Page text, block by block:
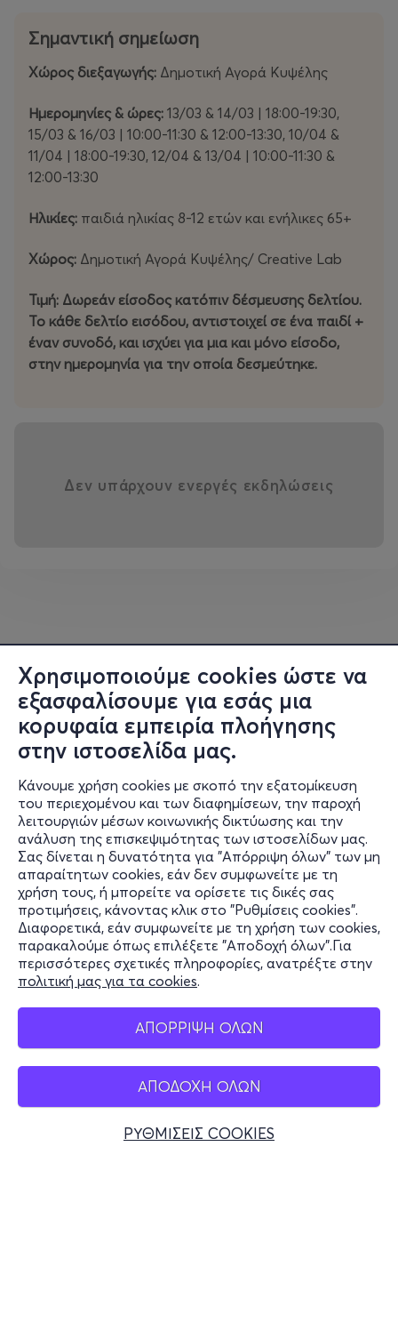
Χρησιμοποιούμε cookies ώστε να
εξασφαλίσουμε για εσάς μια
κορυφαία εμπειρία πλοήγησης
στην ιστοσελίδα μας.
Κάνουμε χρήση cookies με σκοπό την εξατομίκευση
του περιεχομένου και των διαφημίσεων, την παροχή
λειτουργιών μέσων κοινωνικής δικτύωσης και την
ανάλυση της επισκεψιμότητας των ιστοσελίδων μας.
Σας δίνεται η δυνατότητα για "Απόρριψη όλων" των μη
απαραίτητων cookies, εάν δεν συμφωνείτε με τη
χρήση τους, ή μπορείτε να ορίσετε τις δικές σας
προτιμήσεις, κάνοντας κλικ στο "Ρυθμίσεις cookies".
Διαφορετικά, εάν συμφωνείτε με τη χρήση των cookies,
παρακαλούμε όπως επιλέξετε "Αποδοχή όλων".Για
περισσότερες σχετικές πληροφορίες, ανατρέξτε στην
πολιτική μας για τα cookies.
ΑΠΟΡΡΙΨΗ ΟΛΩΝ
ΑΠΟΔΟΧΗ ΟΛΩΝ
ΡΥΘΜΙΣΕΙΣ COOKIES
βιωματικά παιχνίδια και τεχνικές ασκήσεις γύρω από
την τέχνη της αφήγησης, θα τραγουδήσουν μελωδίες
σχετικές με τις ιστορίες. Παράλληλα, θα έχουν την
ευκαιρία να εμπνευστούν και να ενδυναμωθούν ως μέλη
μιας ιδιότυπης διαγενεακής ομάδας μέσα σε ένα
ασφαλές και θετικό πλαίσιο μέσα στο οποίο η ηλικία
δεν αποτελεί εμπόδιο στην επικοινωνία και στη
όπου τα πάντα μπορούν να συμβούν!
Σημαντική σημείωση
Χώρος διεξαγωγής: Δημοτική Αγορά Κυψέλης
Ημερομηνίες & ώρες: 13/03 & 14/03 | 18:00-19:30,
15/03 & 16/03 | 10:00-11:30 & 12:00-13:30, 10/04 &
11/04 | 18:00-19:30, 12/04 & 13/04 | 10:00-11:30 &
12:00-13:30
Ηλικίες: παιδιά ηλικίας 8-12 ετών και ενήλικες 65+
Χώρος: Δημοτική Αγορά Κυψέλης/ Creative Lab
Τιμή: Δωρεάν είσοδος κατόπιν δέσμευσης δελτίου.
Το κάθε δελτίο εισόδου, αντιστοιχεί σε ένα παιδί +
έναν συνοδό, και ισχύει για μια και μόνο είσοδο,
στην ημερομηνία για την οποία δεσμεύτηκε.
Δεν υπάρχουν ενεργές εκδηλώσεις
Πληροφορίες
Υποστήριξη
Stay Connected
Mobile app